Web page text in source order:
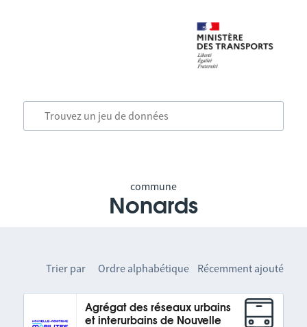
commune
Nonards
Trier par Ordre alphabétique Récemment ajouté
Agrégat des réseaux urbains
et interurbains de Nouvelle